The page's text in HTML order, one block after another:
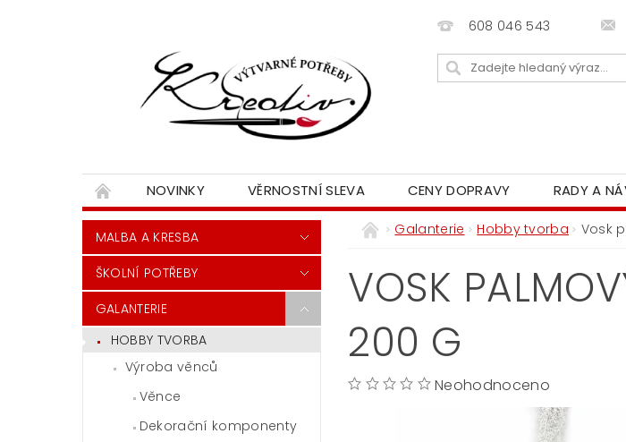
608 046 543
NOVINKY VĚRNOSTNÍ SLEVA CENY DOPRAVY RADY A
MALBA A KRESBA
ŠKOLNÍ POTŘEBY
GALANTERIE
HOBBY TVORBA
Výroba věnců
Věnce
Dekorační komponenty
Galanterie Hobby tvorba Vosk
VOSK
200 G
Neohodnoceno